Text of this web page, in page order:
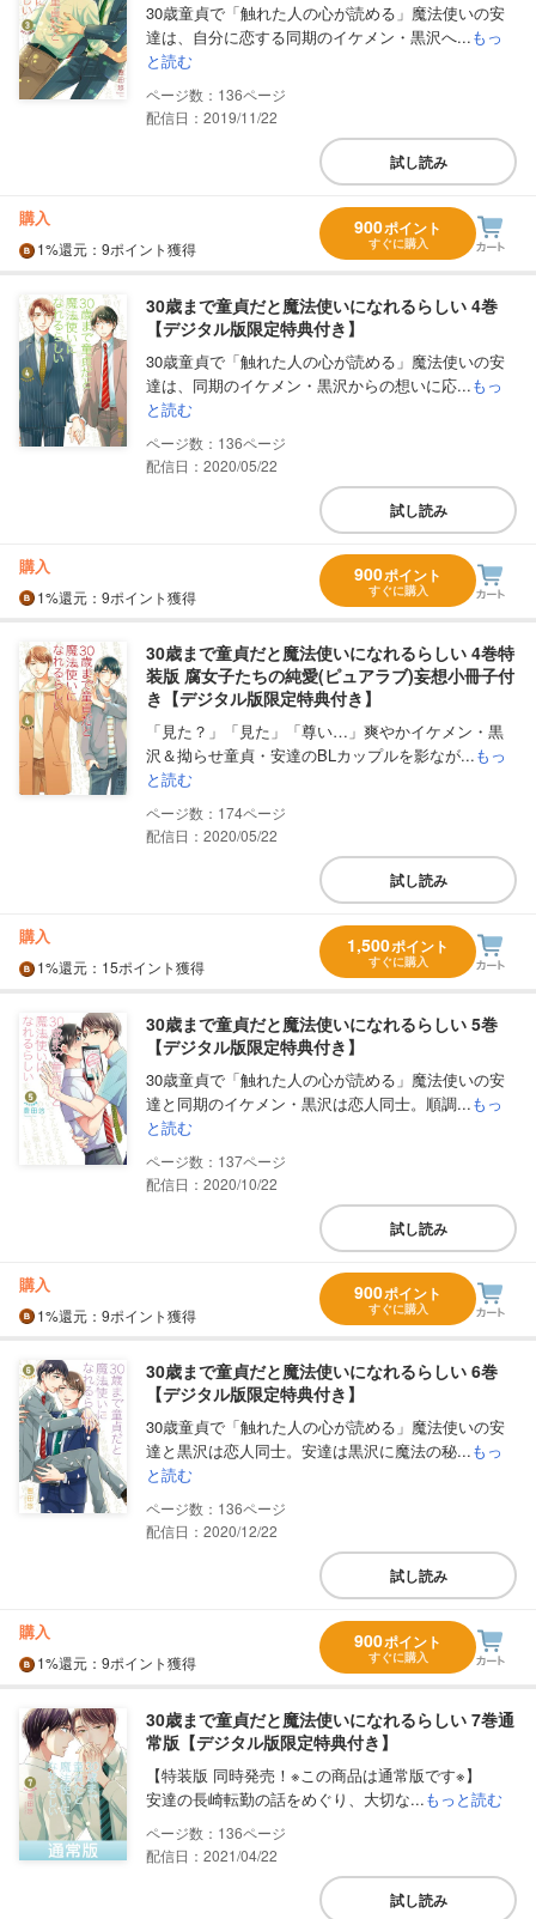
30歳童貞で「触れた人の心が読める」魔法使いの安
達は、自分に恋する同期のイケメン・黒沢へ...もっ
と読む
136
配信日：2019/11/22
試し読み
購入
1%還元 ：9ポイント獲得
900ポイント
すぐに購入
30歳まで童貞だと魔法使いになれるらしい 4巻
【デジタル版限定特典付き】
30歳童貞で「触れた人の心が読める」魔法使いの安
達は、同期のイケメン・黒沢からの想いに応...もっ
と読む
136
配信日：2020/05/22
試し読み
購入
1%還元 ：9ポイント獲得
900ポイント
すぐに購入
30歳まで童貞だと魔法使いになれるらしい 4巻特
装版 腐女子たちの純愛(ピュアラブ)妄想小冊子付
き【デジタル版限定特典付き】
「見た？」「見た」「尊い…」爽やかイケメン・黒
沢＆拗らせ童貞・安達のBLカップルを影なが...もっ
と読む
174
配信日：2020/05/22
試し読み
購入
1%還元 ：15ポイント獲得
1,500ポイント
すぐに購入
30歳まで童貞だと魔法使いになれるらしい 5巻
【デジタル版限定特典付き】
30歳童貞で「触れた人の心が読める」魔法使いの安
達と同期のイケメン・黒沢は恋人同士。順調...もっ
と読む
137
配信日：2020/10/22
試し読み
購入
1%還元 ：9ポイント獲得
900ポイント
すぐに購入
30歳まで童貞だと魔法使いになれるらしい 6巻
【デジタル版限定特典付き】
30歳童貞で「触れた人の心が読める」魔法使いの安
達と黒沢は恋人同士。安達は黒沢に魔法の秘...もっ
と読む
136
配信日：2020/12/22
試し読み
購入
1%還元 ：9ポイント獲得
900ポイント
すぐに購入
30歳まで童貞だと魔法使いになれるらしい 7巻通
常版【デジタル版限定特典付き】
【特装版 同時発売！※この商品は通常版です※】
安達の長崎転勤の話をめぐり、大切な...もっと読む
136
配信日：2021/04/22
試し読み